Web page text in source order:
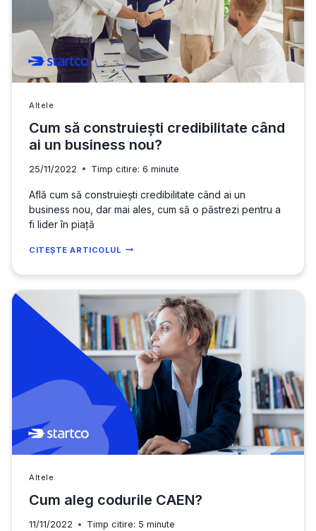
CONȚINUT
Altele
Cum să construiești credibilitate când
ai un business nou?
25/11/2022 Timp citire: 6 minute
Află cum să construiești credibilitate când ai un
business nou, dar mai ales, cum să o păstrezi pentru a
fi lider în piață
CITEȘTE ARTICOLUL CUM
CONSTRUIEȘTI
CREDIBILITATE
AI
UN
BUSINESS
NOU?
Altele
Cum aleg codurile CAEN?
11/11/2022 Timp citire: 5 minute